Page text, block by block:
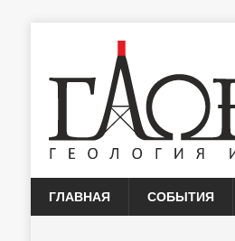
ГЛАВНАЯ СОБЫТИЯ